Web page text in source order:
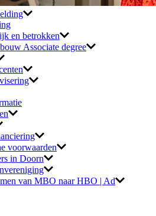
en betrokken
Associate degree
voorwaarden
in Doorn
van MBO naar HBO | Ad